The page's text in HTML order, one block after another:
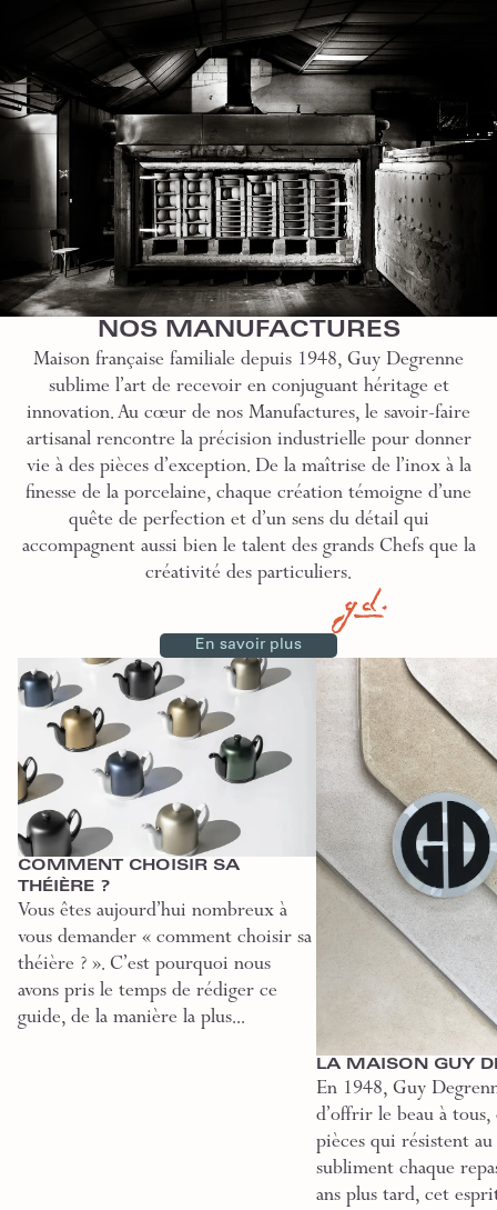
NOS MANUFACTURES
Maison française familiale depuis 1948, Guy Degrenne
sublime l’art de recevoir en conjuguant héritage et
innovation. Au cœur de nos Manufactures, le savoir-faire
artisanal rencontre la précision industrielle pour donner
vie à des pièces d’exception. De la maîtrise de l’inox à la
finesse de la porcelaine, chaque création témoigne d’une
quête de perfection et d’un sens du détail qui
accompagnent aussi bien le talent des grands Chefs que la
créativité des particuliers.
En savoir plus
Comment choisir sa théière ?
COMMENT CHOISIR SA
THÉIÈRE ?
Vous êtes aujourd’hui nombreux à
vous demander « comment choisir sa
théière ? ». C’est pourquoi nous
avons pris le temps de rédiger ce
guide, de la manière la plus...
La Maison Guy Degrenne
LA MAISON GUY
En 1948, Guy
d’offrir le beau à tous,
pièces qui résistent
subliment chaque
ans plus tard, cet